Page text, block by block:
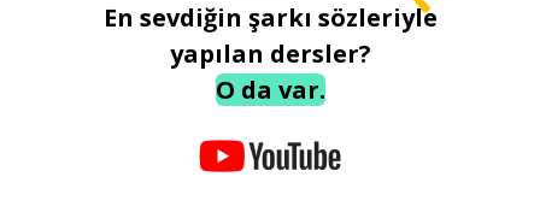
En sevdiğin şarkı sözleriyle
yapılan dersler?
O da var.